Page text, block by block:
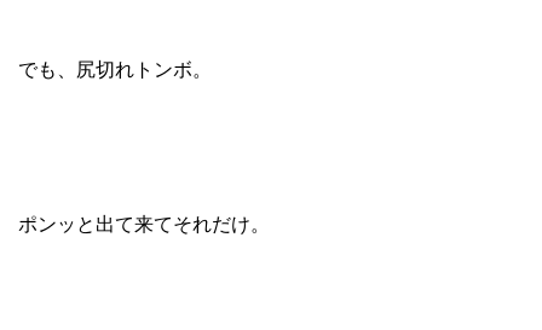
でも、尻切れトンボ。
ポンッと出て来てそれだけ。